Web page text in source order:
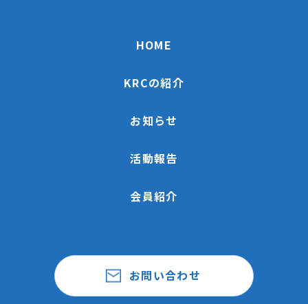
HOME
KRCの紹介
お知らせ
活動報告
会員紹介
お問い合わせ